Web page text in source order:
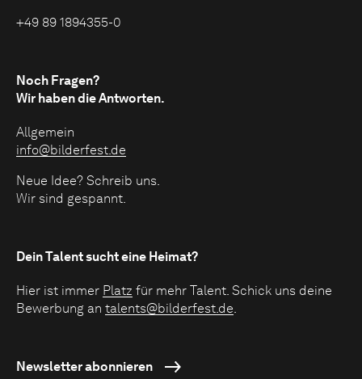
+49 89 1894355-0
Noch Fragen?
Wir haben die Antworten.
Allgemein
info@bilderfest.de
Neue Idee? Schreib uns.
Wir sind gespannt.
Dein Talent sucht eine Heimat?
Hier ist immer Platz für mehr Talent. Schick uns deine
Bewerbung an talents@bilderfest.de.
Newsletter abonnieren